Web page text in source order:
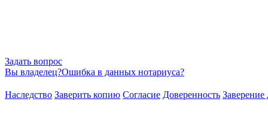
Задать вопрос
Вы владелец?Ошибка в данных нотариуса?
Наследство Заверить копию Согласие Доверенность Заверение